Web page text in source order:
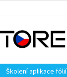
Školení aplikace fólií